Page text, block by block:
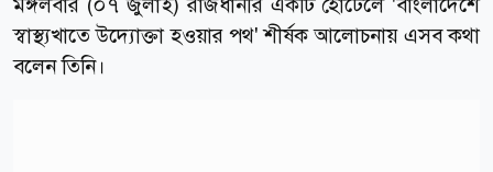
স্বাস্থ্যখাতে উদ্যোক্তা হওয়ার পথ' শীর্ষক আলোচনায় এসব কথা
বলেন তিনি।